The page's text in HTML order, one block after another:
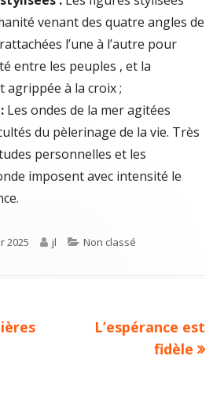
venant des quatre angles de
l’une à l’autre pour
entre les peuples , et la
agrippée à la croix ;
Les ondes de la mer agitées
du pèlerinage de la vie. Très
personnelles et les
imposent avec intensité le
2025 Auteur
jl Catégories
Non classé
Article
L’espérance est
fidèle